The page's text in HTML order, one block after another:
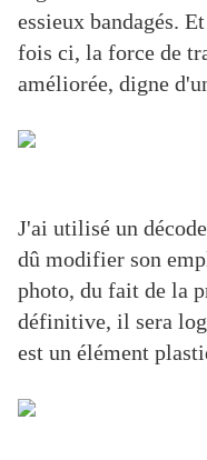
essieux bandagés.
fois ci, la force de
améliorée, digne
J'ai utilisé un
dû modifier son
photo, du fait de la
définitive, il sera
est un élément